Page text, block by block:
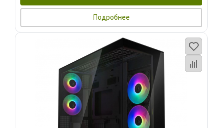
Подробнее